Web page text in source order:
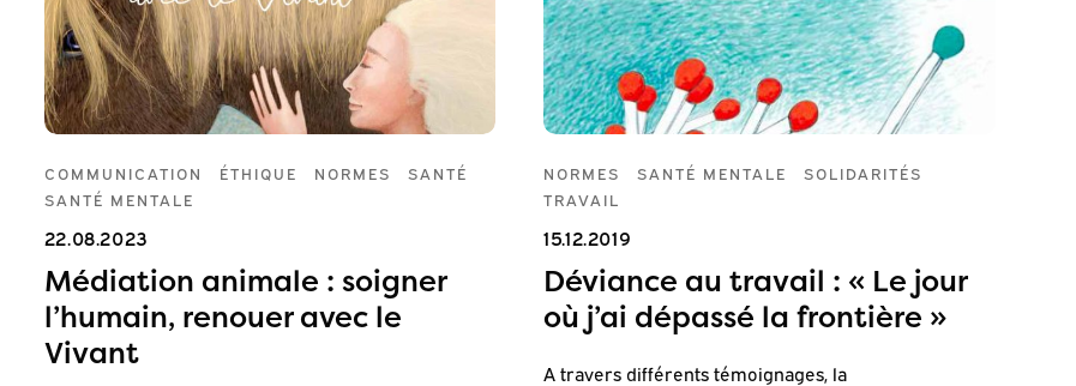
COMMUNICATION ÉTHIQUE NORMES
SANTÉ
SANTÉ MENTALE
22.08.2023
Médiation animale : soigner
l’humain, renouer avec le
Vivant
NORMES SANTÉ MENTALE
SOLIDARITÉS
TRAVAIL
15.12.2019
Déviance au travail : « Le jour
où j’ai dépassé la frontière »
A travers différents témoignages, la